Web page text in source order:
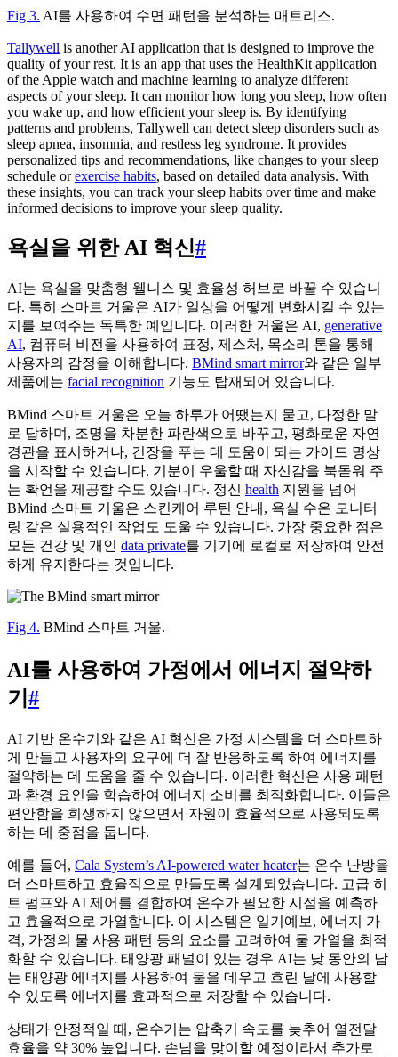
Fig 3. AI를 사용하여 수면 패턴을 분석하는 매트리스.
Tallywell is another AI application that is designed to improve the
quality of your rest. It is an app that uses the HealthKit application
of the Apple watch and machine learning to analyze different
aspects of your sleep. It can monitor how long you sleep, how often
you wake up, and how efficient your sleep is. By identifying
patterns and problems, Tallywell can detect sleep disorders such as
sleep apnea, insomnia, and restless leg syndrome. It provides
personalized tips and recommendations, like changes to your sleep
schedule orexercise habits, based on detailed data analysis. With
these insights, you can track your sleep habits over time and make
informed decisions to improve your sleep quality.
욕실을 위한 AI 혁신#
AI는 욕실을 맞춤형 웰니스 및 효율성 허브로 바꿀 수 있습니
다. 특히 스마트 거울은 AI가 일상을 어떻게 변화시킬 수 있는
지를 보여주는 독특한 예입니다. 이러한 거울은 AI, generative
AI, 컴퓨터 비전을 사용하여 표정, 제스처, 목소리 톤을 통해
사용자의 감정을 이해합니다. BMind smart mirror와 같은 일부
제품에는 facial recognition 기능도 탑재되어 있습니다.
BMind 스마트 거울은 오늘 하루가 어땠는지 묻고, 다정한 말
로 답하며, 조명을 차분한 파란색으로 바꾸고, 평화로운 자연
경관을 표시하거나, 긴장을 푸는 데 도움이 되는 가이드 명상
을 시작할 수 있습니다. 기분이 우울할 때 자신감을 북돋워 주
는 확언을 제공할 수도 있습니다. 정신 health 지원을 넘어
BMind 스마트 거울은 스킨케어 루틴 안내, 욕실 수온 모니터
링 같은 실용적인 작업도 도울 수 있습니다. 가장 중요한 점은
모든 건강 및 개인 data private를 기기에 로컬로 저장하여 안전
하게 유지한다는 것입니다.
Fig 4. BMind 스마트 거울.
AI를 사용하여 가정에서 에너지 절약하
기 #
AI 기반 온수기와 같은 AI 혁신은 가정 시스템을 더 스마트하
게 만들고 사용자의 요구에 더 잘 반응하도록 하여 에너지를
절약하는 데 도움을 줄 수 있습니다. 이러한 혁신은 사용 패턴
과 환경 요인을 학습하여 에너지 소비를 최적화합니다. 이들은
편안함을 희생하지 않으면서 자원이 효율적으로 사용되도록
하는 데 중점을 둡니다.
예를 들어, Cala System’s AI-powered water heater는 온수 난방을
더 스마트하고 효율적으로 만들도록 설계되었습니다. 고급 히
트 펌프와 AI 제어를 결합하여 온수가 필요한 시점을 예측하
고 효율적으로 가열합니다. 이 시스템은 일기예보, 에너지 가
격, 가정의 물 사용 패턴 등의 요소를 고려하여 물 가열을 최적
화할 수 있습니다. 태양광 패널이 있는 경우 AI는 낮 동안의 남
는 태양광 에너지를 사용하여 물을 데우고 흐린 날에 사용할
수 있도록 에너지를 효과적으로 저장할 수 있습니다.
상태가 안정적일 때, 온수기는 압축기 속도를 늦추어 열전달
효율을 약 30% 높입니다. 손님을 맞이할 예정이라서 추가로